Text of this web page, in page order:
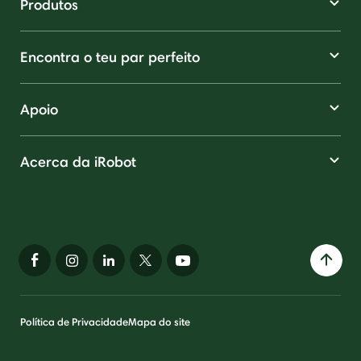
Produtos
Encontra o teu par perfeito
Apoio
Acerca da iRobot
Política de PrivacidadeMapa do site